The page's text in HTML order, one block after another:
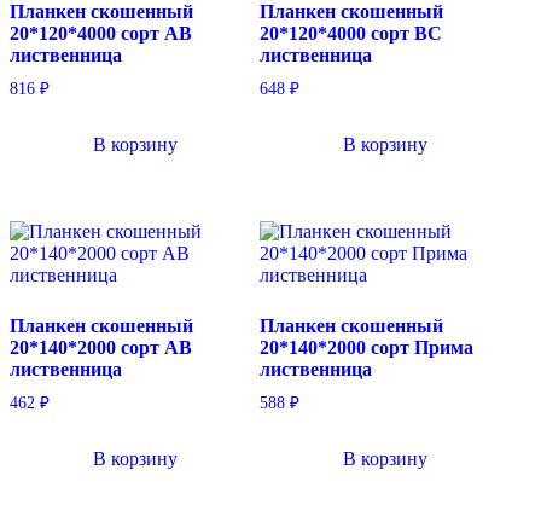
Планкен скошенный
20*120*4000 сорт AB
лиственница
816 ₽
В корзину
Планкен скошенный
20*120*4000 сорт BC
лиственница
648₽
В корзину
Планкен скошенный
20*140*2000 сорт AB
лиственница
462 ₽
В корзину
Планкен скошенный
20*140*2000 сорт Прима
лиственница
588₽
В корзину